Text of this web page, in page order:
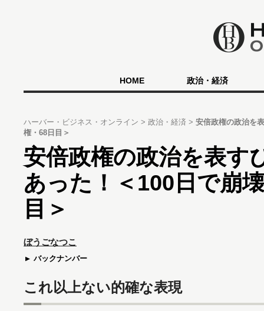
HOME 政治・経済
ハーバー・ビジネス・オンライン 政治・経済
安倍政権の政治を
権・68日目＞
安倍政権の政治を表す
あった！＜100日で崩
目＞
ぼうごなつこ
バックナンバー
これ以上ない的確な表現